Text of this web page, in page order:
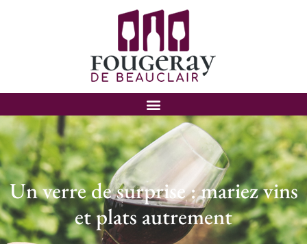
Un verre de surprise : mariez vins
et plats autrement